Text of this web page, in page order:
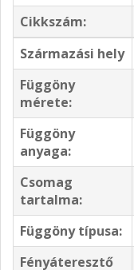
Cikkszám:
Származási hely
Függöny
mérete:
Függöny
anyaga:
Csomag
tartalma:
Függöny típusa:
Fényáteresztő